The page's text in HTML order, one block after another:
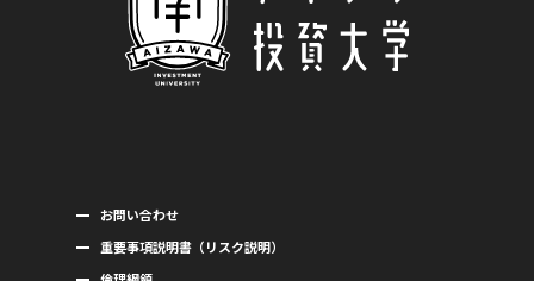
お問い合わせ
重要事項説明書（リスク説明）